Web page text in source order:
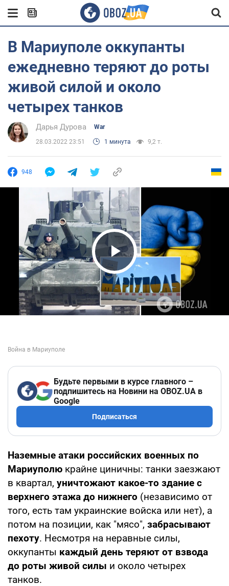
В Мариуполе оккупанты
ежедневно теряют до роты
живой силой и около
четырех танков
Дарья Дурова War
28.03.2022 23:51 1 минута 9,2 т.
948
Play Video
Будьте первыми в курсе главного –
подпишитесь на Новини на OBOZ.UA в
Google
Подписаться
Наземные атаки российских военных по
Мариуполю крайне циничны: танки заезжают
в квартал, уничтожают какое-то здание с
верхнего этажа до нижнего (независимо от
того, есть там украинские войска или нет), а
потом на позиции, как "мясо", забрасывают
пехоту. Несмотря на неравные силы,
оккупанты каждый день теряют от взвода
до роты живой силы и около четырех
танков.